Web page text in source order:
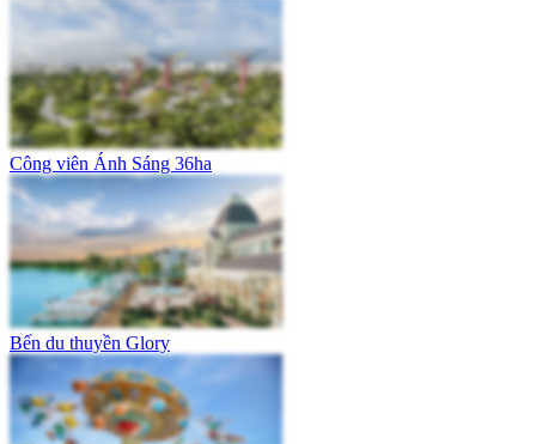
Công viên Ánh Sáng 36ha
Bến du thuyền Glory